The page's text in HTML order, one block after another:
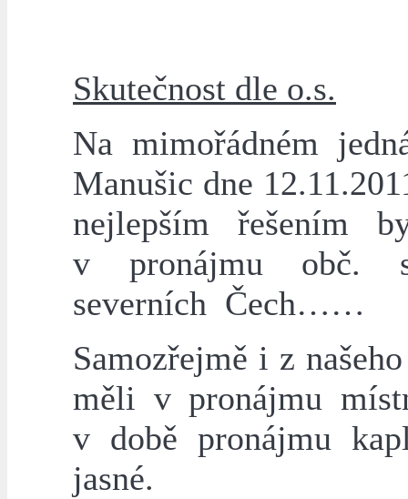
Skutečnost dle o.s.
Na mimořádném
Manušic dne
nejlepším řešením
v pronájmu obč.
severních Čech……
Samozřejmě i z
měli v pronájmu
v době pronájmu
jasné.